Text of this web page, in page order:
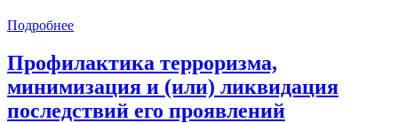
Подробнее
Профилактика терроризма,
минимизация и (или) ликвидация
последствий его проявлений